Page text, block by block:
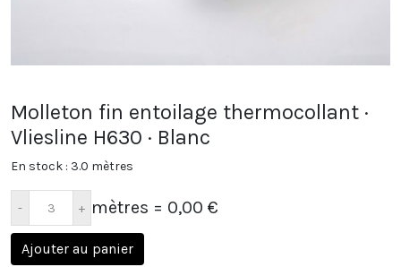
Molleton fin entoilage thermocollant ·
Vliesline H630 · Blanc
En stock : 3.0 mètres
mètres = 0,00 €
Ajouter au panier